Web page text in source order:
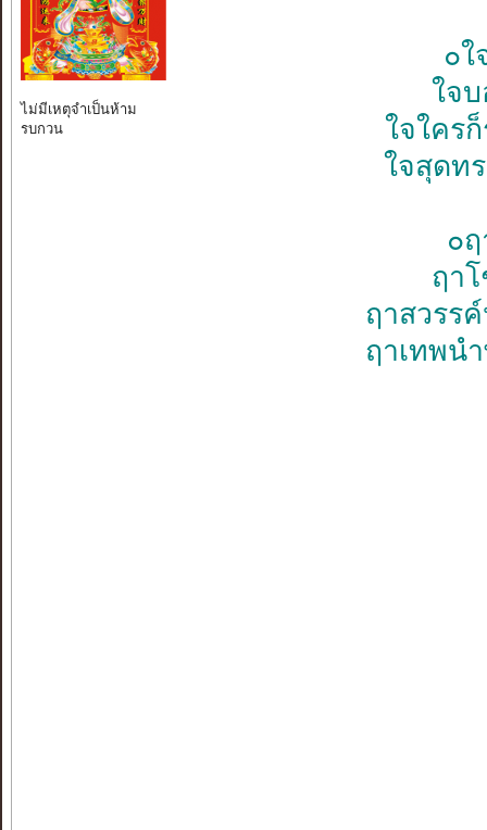
ไม่มีเหตุจำเป็นห้าม
รบกวน
๐
ใจ
ใจใค
ใจสุดท
๐
ฤา
ฤาสวรร
ฤาเทพ